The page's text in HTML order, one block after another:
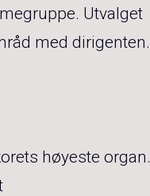
Utvalget
med dirigenten.
høyeste organ.